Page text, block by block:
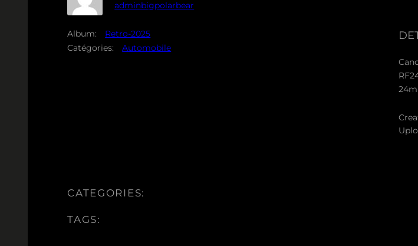
adminbigpolarbear
Album:
Retro-2025
Catégories:
Automobile
CATEGORIES:
TAGS: